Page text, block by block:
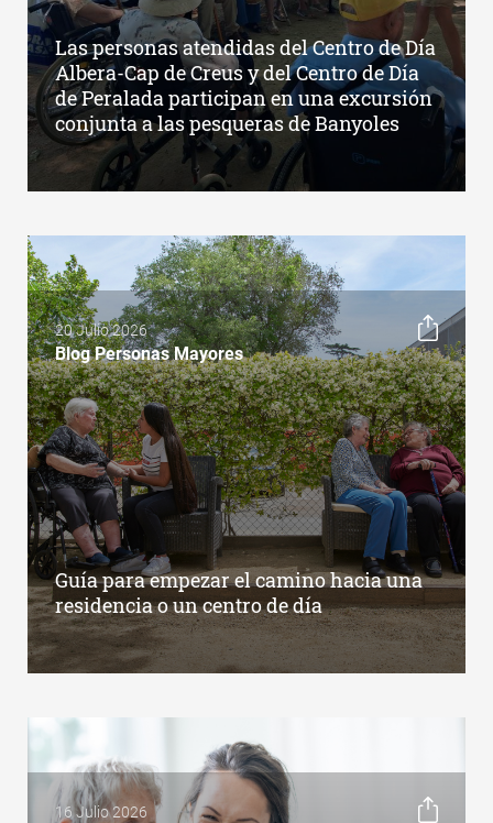
Las personas atendidas del Centro de Día
Albera-Cap de Creus y del Centro de Día
de Peralada participan en una excursión
conjunta a las pesqueras de Banyoles
20 Julio 2026
Blog Personas Mayores
Guía para empezar el camino hacia una
residencia o un centro de día
16 Julio 2026